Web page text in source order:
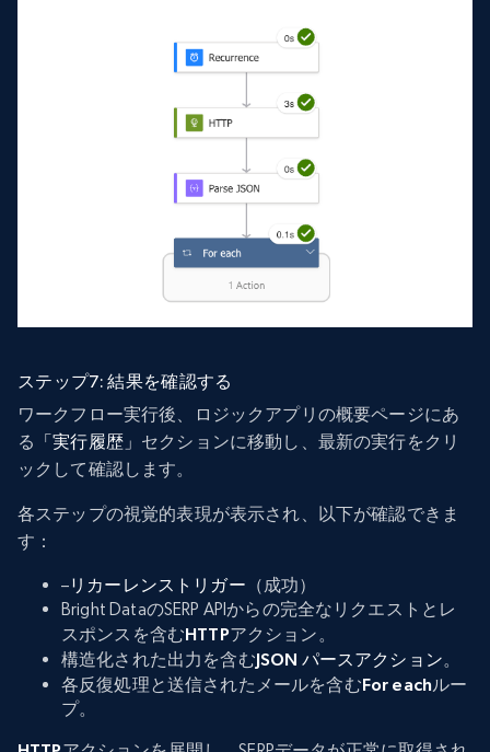
ステップ7: 結果を確認する
ワークフロー実行後、ロジックアプリの概要ページにあ
る
「実行履歴」 セクションに移動し、最新の実行をクリ
ックして確認します。
各ステップの視覚的表現が表示され、以下が確認できま
す：
–リカーレンストリガー （成功）
Bright DataのSERP APIからの完全なリクエストとレ
スポンスを含むHTTPアクション。
構造化された出力を含むJSON パースアクション。
各反復処理と送信されたメールを含むFor eachルー
プ。